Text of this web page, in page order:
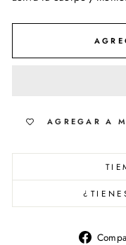
AGREGAR A